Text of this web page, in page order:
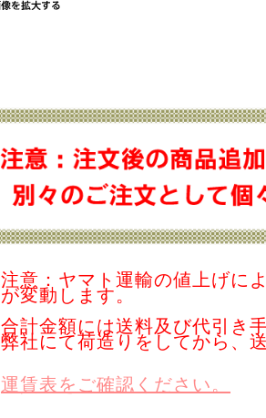
注意：ヤマト運輸の値上げに
が変動します。
合計金額には送料及び代引き
弊社にて荷造りをしてから、
運賃表をご確認ください。